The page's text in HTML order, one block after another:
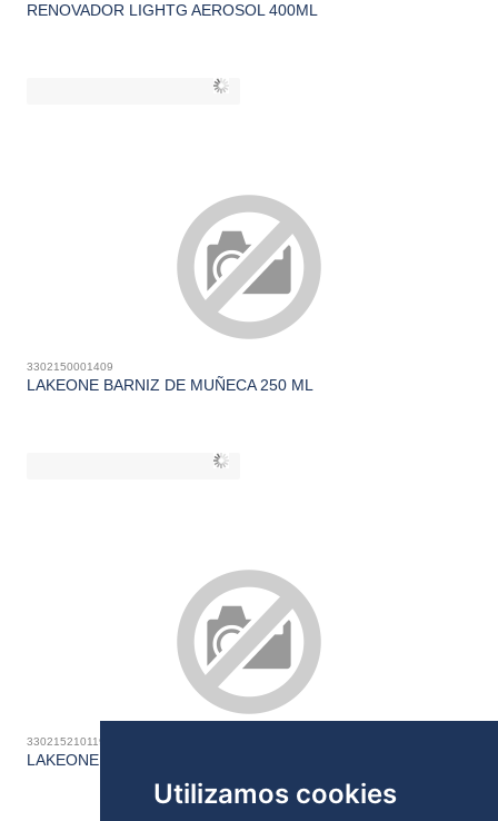
Utilizamos cookies
RENOVADOR LIGHTG AEROSOL 400ML
3302150001409
LAKEONE BARNIZ DE MUÑECA 250 ML
3302152101190
LAKEONE DECOLORANTE DE MADERA EXÓTICA 1L